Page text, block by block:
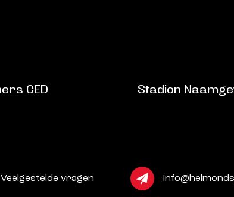
CED Stadion
Veelgestelde vragen